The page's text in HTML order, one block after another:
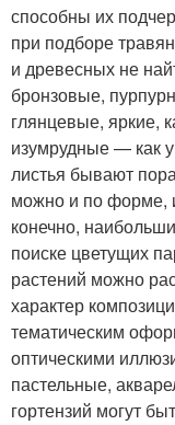
способны их
при подборе
и древесных не
бронзовые,
глянцевые, яркие,
изумрудные — как
листья бывают
можно и по форме,
конечно,
поиске цветущих
растений можно
характер
тематическим
оптическими
пастельные,
гортензий могут